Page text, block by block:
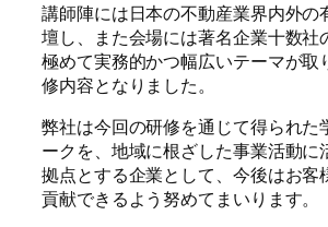
講師陣には日本の不動産業界内外の
壇し、また会場には著名企業十数社
極めて実務的かつ幅広いテーマが取
修内容となりました。
弊社は今回の研修を通じて得られた
ークを、地域に根ざした事業活動に
拠点とする企業として、今後はお客
貢献できるよう努めてまいります。